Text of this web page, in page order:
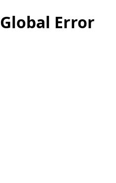
Global Error